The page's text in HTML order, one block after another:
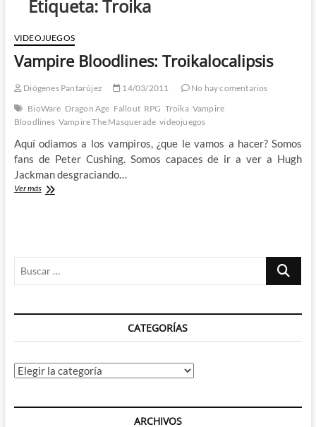
Etiqueta:Troika
VIDEOJUEGOS
Vampire Bloodlines: Troikalocalipsis
Diógenes Pantarújez 14/03/2011
No hay comentarios
BioWare Dragon Age Fallout RPG Troika Vampire
Bloodlines Vampire The Masquerade videojuegos
Aquí odiamos a los vampiros, ¿que le vamos a hacer? Somos
fans de Peter Cushing. Somos capaces de ir a ver a Hugh
Jackman desgraciando…
Ver másVampire
Buscar
CATEGORÍAS
Categorías
ARCHIVOS